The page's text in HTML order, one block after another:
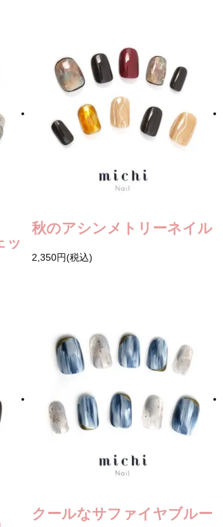
ッ
秋のアシンメトリーネイル
2,350円(税込)
クールなサファイヤブルー